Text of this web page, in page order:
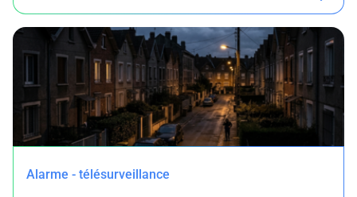
Alarme - télésurveillance